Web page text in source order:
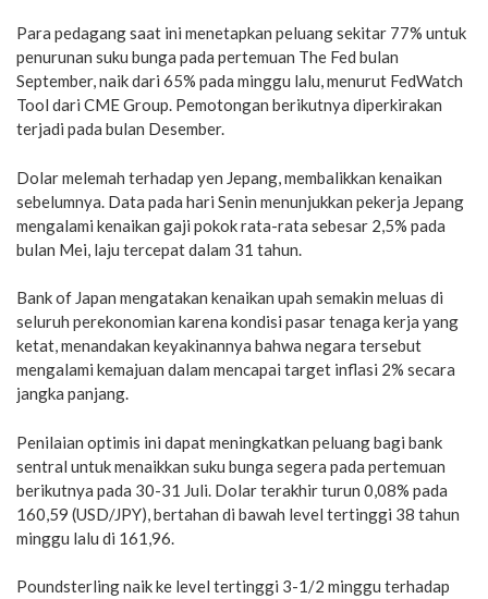
Para pedagang saat ini menetapkan peluang sekitar 77% untuk
penurunan suku bunga pada pertemuan The Fed bulan
September, naik dari 65% pada minggu lalu, menurut FedWatch
Tool dari CME Group. Pemotongan berikutnya diperkirakan
terjadi pada bulan Desember.
Dolar melemah terhadap yen Jepang, membalikkan kenaikan
sebelumnya. Data pada hari Senin menunjukkan pekerja Jepang
mengalami kenaikan gaji pokok rata-rata sebesar 2,5% pada
bulan Mei, laju tercepat dalam 31 tahun.
Bank of Japan mengatakan kenaikan upah semakin meluas di
seluruh perekonomian karena kondisi pasar tenaga kerja yang
ketat, menandakan keyakinannya bahwa negara tersebut
mengalami kemajuan dalam mencapai target inflasi 2% secara
jangka panjang.
Penilaian optimis ini dapat meningkatkan peluang bagi bank
sentral untuk menaikkan suku bunga segera pada pertemuan
berikutnya pada 30-31 Juli. Dolar terakhir turun 0,08% pada
160,59 (USD/JPY), bertahan di bawah level tertinggi 38 tahun
minggu lalu di 161,96.
Poundsterling naik ke level tertinggi 3-1/2 minggu terhadap